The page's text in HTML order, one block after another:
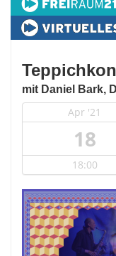
mit Daniel Bark,
Apr '21
18
18:00